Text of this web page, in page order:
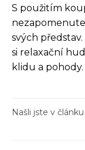
S použitím
svých
si relaxační
klidu a pohody.
Našli jste v